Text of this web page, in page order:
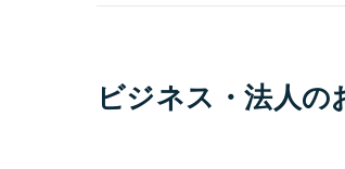
ビジネス・法人